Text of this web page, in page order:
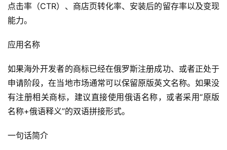
首
页
茶
点击率（CTR）、商店页转化率、安装后的留存率以及变现
能力。
应用名称
如果海外开发者的商标已经在俄罗斯注册成功、或者正处于
申请阶段，在当地市场通常可以保留原版英文名称。如果没
有注册相关商标，建议直接使用俄语名称，或者采用“原版
名称+俄语释义”的双语拼接形式。
一句话简介